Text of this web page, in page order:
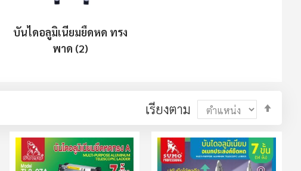
บันไดอลูมิเนียมยืดหด ทรง
พาด (2)
เรียงตาม
ตาม